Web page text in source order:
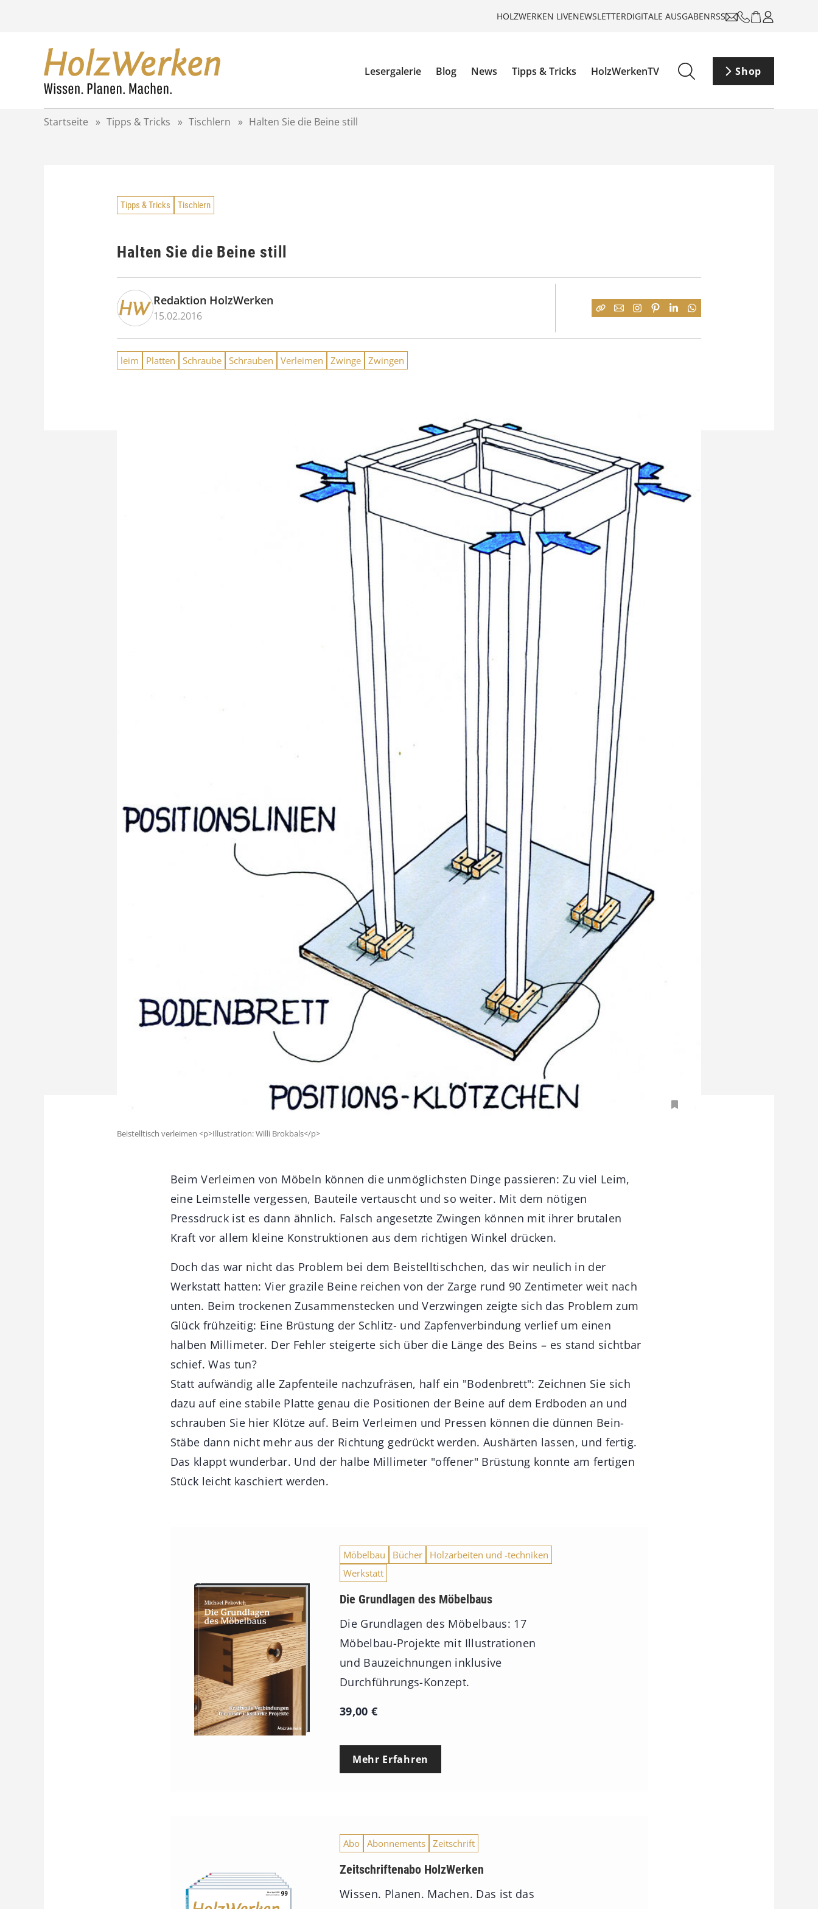
HOLZWERKEN LIVENEWSLETTERDIGITALE AUSGABENRSS
Lesergalerie Blog News Tipps & Tricks HolzWerkenTV Shop
Startseite » Tipps & Tricks » Tischlern » Halten Sie die Beine still
Tipps & Tricks Tischlern
Halten Sie die Beine still
Redaktion HolzWerken
15.02.2016
leim Platten Schraube Schrauben Verleimen Zwinge Zwingen
Beistelltisch verleimen <p>Illustration: Willi Brokbals</p>
Beim Verleimen von Möbeln können die unmöglichsten Dinge passieren: Zu viel Leim,
eine Leimstelle vergessen, Bauteile vertauscht und so weiter. Mit dem nötigen
Pressdruck ist es dann ähnlich. Falsch angesetzte Zwingen können mit ihrer brutalen
Kraft vor allem kleine Konstruktionen aus dem richtigen Winkel drücken.
Doch das war nicht das Problem bei dem Beistelltischchen, das wir neulich in der
Werkstatt hatten: Vier grazile Beine reichen von der Zarge rund 90 Zentimeter weit nach
unten. Beim trockenen Zusammenstecken und Verzwingen zeigte sich das Problem zum
Glück frühzeitig: Eine Brüstung der Schlitz- und Zapfenverbindung verlief um einen
halben Millimeter. Der Fehler steigerte sich über die Länge des Beins – es stand sichtbar
schief. Was tun?
Statt aufwändig alle Zapfenteile nachzufräsen, half ein "Bodenbrett": Zeichnen Sie sich
dazu auf eine stabile Platte genau die Positionen der Beine auf dem Erdboden an und
schrauben Sie hier Klötze auf. Beim Verleimen und Pressen können die dünnen Bein-
Stäbe dann nicht mehr aus der Richtung gedrückt werden. Aushärten lassen, und fertig.
Das klappt wunderbar. Und der halbe Millimeter "offener" Brüstung konnte am fertigen
Stück leicht kaschiert werden.
Möbelbau Bücher
Holzarbeiten und -techniken
Werkstatt
Die Grundlagen des Möbelbaus
Die Grundlagen des Möbelbaus: 17
Möbelbau-Projekte mit Illustrationen
und Bauzeichnungen inklusive
Durchführungs-Konzept.
39,00 €
Mehr Erfahren
Abo Abonnements Zeitschrift
Zeitschriftenabo HolzWerken
Wissen. Planen. Machen. Das ist das